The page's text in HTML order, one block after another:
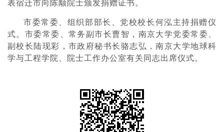
表宿迁市向陈颙院士颁发捐赠证书。
市委常委、组织部部长、党校校长何泓主持捐赠仪
式。市委常委、常务副市长曹智，南京大学党委常委、
副校长陆现彩，市政府秘书长骆志弘，南京大学地球科
学与工程学院、院士工作办公室有关同志出席仪式。